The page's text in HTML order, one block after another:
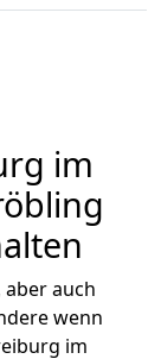
im
auch
wenn
im